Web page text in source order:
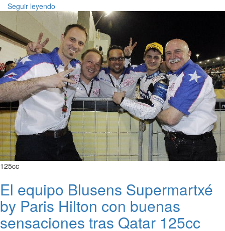
Seguir leyendo
125cc
El equipo Blusens Supermartxé
by Paris Hilton con buenas
sensaciones tras Qatar 125cc